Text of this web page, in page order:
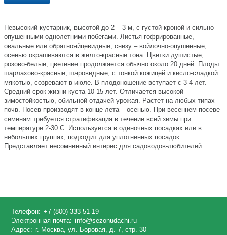
Невысокий кустарник, высотой до 2 – 3 м, с густой кроной и сильно
опушенными однолетними побегами. Листья гофрированные,
овальные или обратнояйцевидные, снизу – войлочно-опушенные,
осенью окрашиваются в желто-красные тона. Цветки душистые,
розово-белые, цветение продолжается обычно около 20 дней. Плоды
шарлахово-красные, шаровидные, с тонкой кожицей и кисло-сладкой
мякотью, созревают в июле. В плодоношение вступает с 3-4 лет.
Средний срок жизни куста 10-15 лет. Отличается высокой
зимостойкостью, обильной отдачей урожая. Растет на любых типах
почв. Посев производят в конце лета – осенью. При весеннем посеве
семенам требуется стратификация в течение всей зимы при
температуре 2-30 C. Используется в одиночных посадках или в
небольших группах, подходит для уплотненных посадок.
Представляет несомненный интерес для садоводов-любителей.
Телефон: +7 (800) 333-51-19
Электронная почта: info@sezonudachi.ru
Адрес: г. Москва, ул. Боровая, д. 7, стр. 30